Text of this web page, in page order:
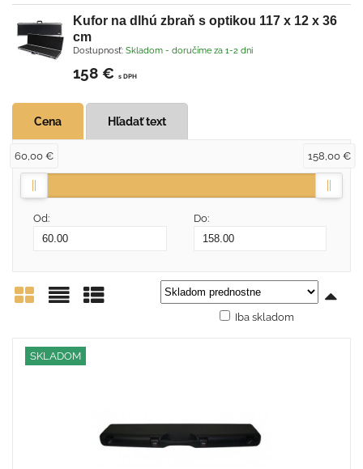
Kufor na dlhú zbraň s optikou 117 x 12 x 36
cm
Dostupnosť: Skladom - doručíme za 1-2 dni
158 € s DPH
Cena Hľadať text
Od: Do:
60,00 € 158,00 €
Iba skladom
SKLADOM